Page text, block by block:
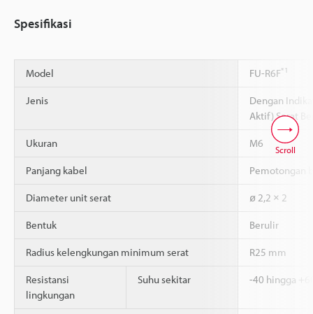
Spesifikasi
Model FU-R6F*1
Jenis
Dengan
Aktif) Serat
Ukuran M6
Panjang kabel Pemotongan
Diameter unit serat ø 2,2 × 2
Bentuk Berulir
Radius kelengkungan minimum serat R25 mm
Resistansi
lingkungan
Suhu sekitar -40 hingga
Scroll